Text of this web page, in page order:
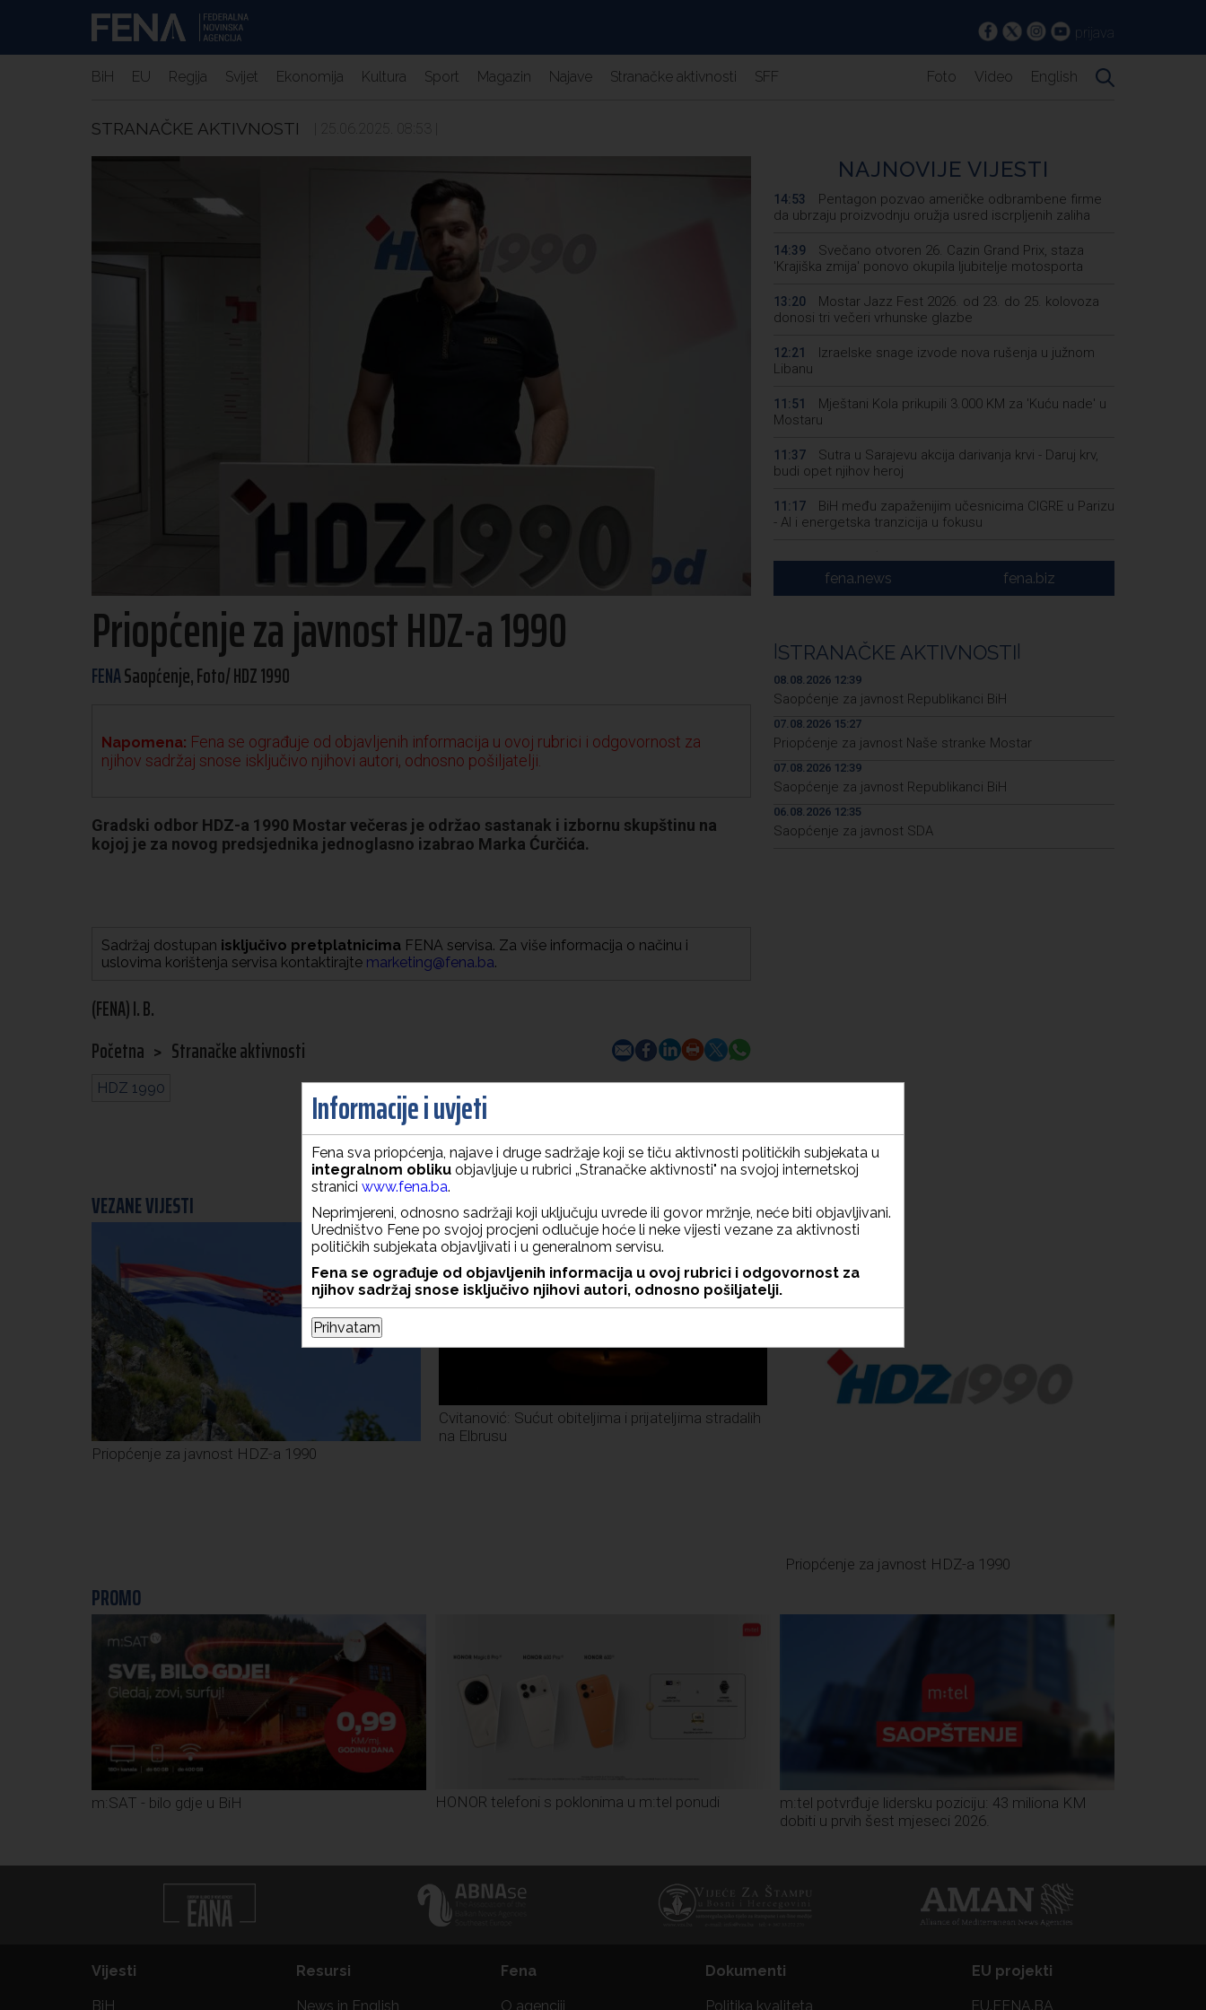
prijava
BiH EU Regija Svijet Ekonomija Kultura Sport Magazin Najave Stranačke aktivnosti SFF Foto Video English
STRANAČKE AKTIVNOSTI | 25.06.2025. 08:53 |
Priopćenje za javnost HDZ-a 1990
FENASaopćenje, Foto/ HDZ 1990
Napomena: Fena se ograđuje od objavljenih informacija u ovoj rubrici i odgovornost za
njihov sadržaj snose isključivo njihovi autori, odnosno pošiljatelji.
Gradski odbor HDZ-a 1990 Mostar večeras je održao sastanak i izbornu skupštinu na
kojoj je za novog predsjednika jednoglasno izabrao Marka Ćurčića.
Sadržaj dostupan isključivo pretplatnicima FENA servisa. Za više informacija o načinu i
uslovima korištenja servisa kontaktirajte marketing@fena.ba.
(FENA) I. B.
Početna > Stranačke aktivnosti
HDZ 1990
NAJNOVIJE VIJESTI
14:53
Pentagon pozvao američke odbrambene firme
da ubrzaju proizvodnju oružja usred iscrpljenih zaliha
14:39
Svečano otvoren 26. Cazin Grand Prix, staza
'Krajiška zmija' ponovo okupila ljubitelje motosporta
13:20
Mostar Jazz Fest 2026. od 23. do 25. kolovoza
donosi tri večeri vrhunske glazbe
12:21
Izraelske snage izvode nova rušenja u južnom
Libanu
11:51
Mještani Kola prikupili 3.000 KM za 'Kuću nade' u
Mostaru
11:37
Sutra u Sarajevu akcija darivanja krvi - Daruj krv,
budi opet njihov heroj
11:17
BiH među zapaženijim učesnicima CIGRE u Parizu
- AI i energetska tranzicija u fokusu
Pezer već sutra nastupa u kvalifikacijama, vjeruje
da će i navečer biti u finalu EP-a u Birminghamu
10:09
FBiH nema objedinjene podatke o povučenom i
uništenom mesu, prekršaji utvrđeni u 40 kontrola
fena.news fena.biz
STRANAČKE AKTIVNOSTI
08.08.2026 12:39
Saopćenje za javnost Republikanci BiH
07.08.2026 15:27
Priopćenje za javnost Naše stranke Mostar
07.08.2026 12:39
Saopćenje za javnost Republikanci BiH
06.08.2026 12:35
Saopćenje za javnost SDA
VEZANE VIJESTI
Priopćenje za javnost HDZ-a 1990
Cvitanović: Sućut obiteljima i prijateljima stradalih
na Elbrusu
Priopćenje za javnost HDZ-a 1990
Informacije i uvjeti
Fena sva priopćenja, najave i druge sadržaje koji se tiču aktivnosti političkih subjekata u
integralnom obliku objavljuje u rubrici „Stranačke aktivnosti" na svojoj internetskoj
stranici www.fena.ba.
Neprimjereni, odnosno sadržaji koji uključuju uvrede ili govor mržnje, neće biti objavljivani.
Uredništvo Fene po svojoj procjeni odlučuje hoće li neke vijesti vezane za aktivnosti
političkih subjekata objavljivati i u generalnom servisu.
Fena se ograđuje od objavljenih informacija u ovoj rubrici i odgovornost za
njihov sadržaj snose isključivo njihovi autori, odnosno pošiljatelji.
Prihvatam
PROMO
m:SAT - bilo gdje u BiH HONOR telefoni s poklonima u m:tel ponudi
m:tel potvrđuje lidersku poziciju: 43 miliona KM
dobiti u prvih šest mjeseci 2026.
Vijesti
BiH
Resursi
News in English
Fena
O agenciji
Dokumenti
Politika kvaliteta
EU projekti
EU.FENA.BA